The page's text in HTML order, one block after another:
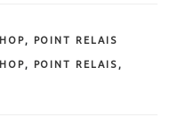
, POINT RELAIS
, POINT RELAIS,